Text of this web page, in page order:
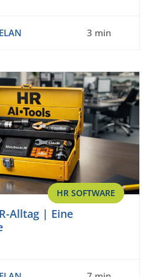
3 min
HR SOFTWARE
Alltag | Eine